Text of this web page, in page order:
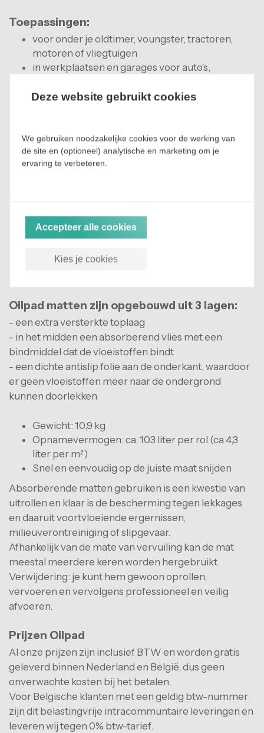
Toepassingen:
voor onder je oldtimer, voungster, tractoren,
motoren of vliegtuigen
in werkplaatsen en garages voor auto's,
in garages, parkeergarages, musea,
brommers
bij rally's en oldtimer-evenementen
als milieumat bij motorcross, in pitboxen, bij
horeca in keukens bij vetputten en bij
vetafvulplekken, levensmiddelenindustrie
machinekamers
Oilpad matten zijn opgebouwd uit 3 lagen:
- een extra versterkte toplaag
- in het midden een absorberend vlies met een
bindmiddel dat de vloeistoffen bindt
- een dichte antislip folie aan de onderkant, waardoor
er geen vloeistoffen meer naar de ondergrond
kunnen doorlekken
Gewicht: 10,9 kg
Opnamevermogen: ca. 103 liter per rol (ca 4,3
liter per m²)
Snel en eenvoudig op de juiste maat snijden
Absorberende matten gebruiken is een kwestie van
uitrollen en klaar is de bescherming tegen lekkages
en daaruit voortvloeiende ergernissen,
milieuverontreiniging of slipgevaar.
Afhankelijk van de mate van vervuiling kan de mat
meestal meerdere keren worden hergebruikt.
Verwijdering: je kunt hem gewoon oprollen,
vervoeren en vervolgens professioneel en veilig
afvoeren.
Prijzen Oilpad
Al onze prijzen zijn inclusief BTW en worden gratis
geleverd binnen Nederland en België, dus geen
onverwachte kosten bij het betalen.
Voor Belgische klanten met een geldig btw-nummer
zijn dit belastingvrije intracommuntaire leveringen en
leveren wij tegen 0% btw-tarief.
Deze website gebruikt cookies
We gebruiken noodzakelijke cookies voor de werking van
de site en (optioneel) analytische en marketing om je
ervaring te verbeteren.
Accepteer alle cookies
Kies je cookies